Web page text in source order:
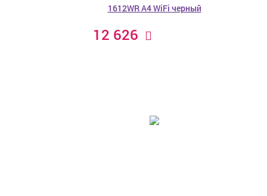
1612WR A4 WiFi черный
12 626